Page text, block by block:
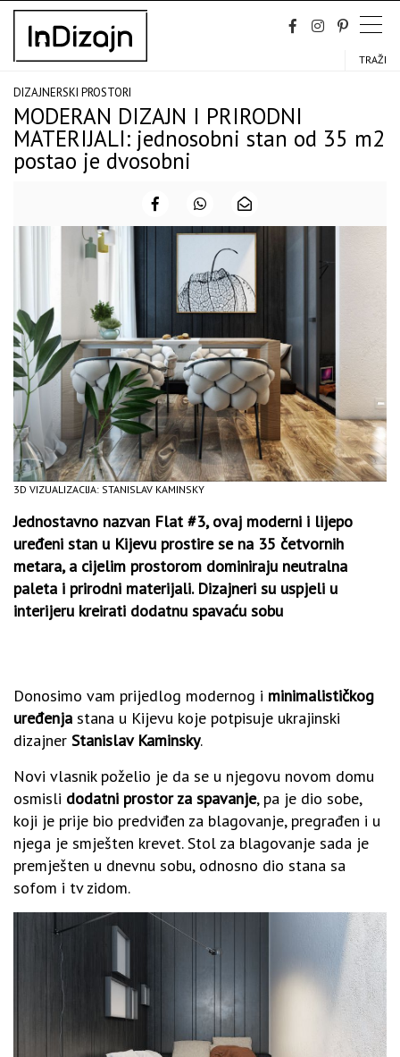
Skip
content
TRAŽI
DIZAJNERSKI PROSTORI
MODERAN DIZAJN I PRIRODNI
MATERIJALI: jednosobni stan od 35 m2
postao je dvosobni
3D VIZUALIZACIJA: STANISLAV KAMINSKY
Jednostavno nazvan Flat #3, ovaj moderni i lijepo
uređeni stan u Kijevu prostire se na 35 četvornih
metara, a cijelim prostorom dominiraju neutralna
paleta i prirodni materijali. Dizajneri su uspjeli u
interijeru kreirati dodatnu spavaću sobu
Donosimo vam prijedlog modernog i minimalističkog
uređenja stana u Kijevu koje potpisuje ukrajinski
dizajner Stanislav Kaminsky.
Novi vlasnik poželio je da se u njegovu novom domu
osmisli dodatni prostor za spavanje, pa je dio sobe,
koji je prije bio predviđen za blagovanje, pregrađen i u
njega je smješten krevet. Stol za blagovanje sada je
premješten u dnevnu sobu, odnosno dio stana sa
sofom i tv zidom.